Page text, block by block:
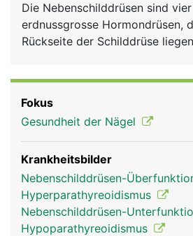
News
Rubriken
Die Nebenschilddrüsen sind
erdnussgrosse Hormondrüsen,
Rückseite der Schilddrüse
Zahnaufbau, für die Nerven-
und für die Blutgerinnung.
das Parathormon gemeinsam
die Kalziumaufnahme aus der
Vitamin D wird grösstenteils
der Haut gebildet. Wird zu
Ernährung zugeführt, bewirkt
Abgabe von Kalzium aus den
Fokus
Gesundheit der Nägel
Krankheitsbilder
Nebenschilddrüsen-
Hyperparathyreoidismus
Nebenschilddrüsen-
Hypoparathyreoidismus